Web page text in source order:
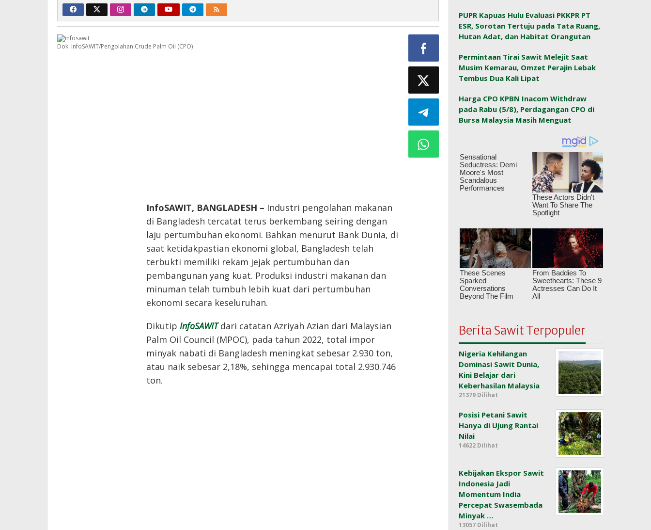
Dok. InfoSAWIT/Pengolahan Crude Palm Oil (CPO)
InfoSAWIT, BANGLADESH – Industri pengolahan makanan
di Bangladesh tercatat terus berkembang seiring dengan
laju pertumbuhan ekonomi. Bahkan menurut Bank Dunia, di
saat ketidakpastian ekonomi global, Bangladesh telah
terbukti memiliki rekam jejak pertumbuhan dan
pembangunan yang kuat. Produksi industri makanan dan
minuman telah tumbuh lebih kuat dari pertumbuhan
ekonomi secara keseluruhan.
Dikutip InfoSAWITdari catatan Azriyah Azian dari Malaysian
Palm Oil Council (MPOC), pada tahun 2022, total impor
minyak nabati di Bangladesh meningkat sebesar 2.930 ton,
atau naik sebesar 2,18%, sehingga mencapai total 2.930.746
ton.
PUPR Kapuas Hulu Evaluasi PKKPR PT
ESR, Sorotan Tertuju pada Tata Ruang,
Hutan Adat, dan Habitat Orangutan
Permintaan Tirai Sawit Melejit Saat
Musim Kemarau, Omzet Perajin Lebak
Tembus Dua Kali Lipat
Harga CPO KPBN Inacom Withdraw
pada Rabu (5/8), Perdagangan CPO di
Bursa Malaysia Masih Menguat
Berita Sawit Terpopuler
Nigeria Kehilangan
Dominasi Sawit Dunia,
Kini Belajar dari
Keberhasilan Malaysia
21379 Dilihat
Posisi Petani Sawit
Hanya di Ujung Rantai
Nilai
14622 Dilihat
Kebijakan Ekspor Sawit
Indonesia Jadi
Momentum India
Percepat Swasembada
Minyak …
13057 Dilihat